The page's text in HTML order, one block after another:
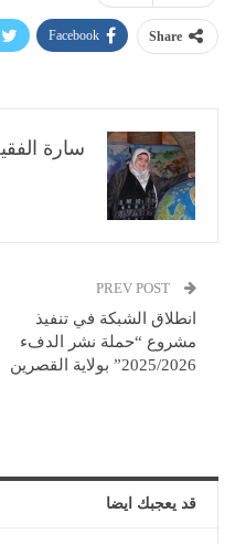
Share
Facebook
سارة
انطلاق الشبكة في تنفيذ
مشروع “حملة نشر الدفء
2025/2026” بولاية القصرين
قد يعجبك ايضا